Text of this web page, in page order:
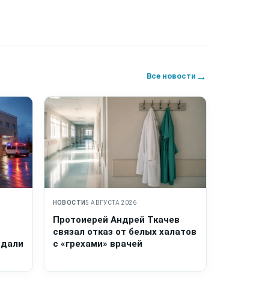
Все новости →
НОВОСТИ5 АВГУСТА 2026
Протоиерей Андрей Ткачев
связал отказ от белых халатов
с «грехами» врачей